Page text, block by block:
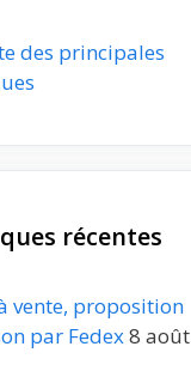
des principales
récentes
vente, proposition
par Fedex8 août